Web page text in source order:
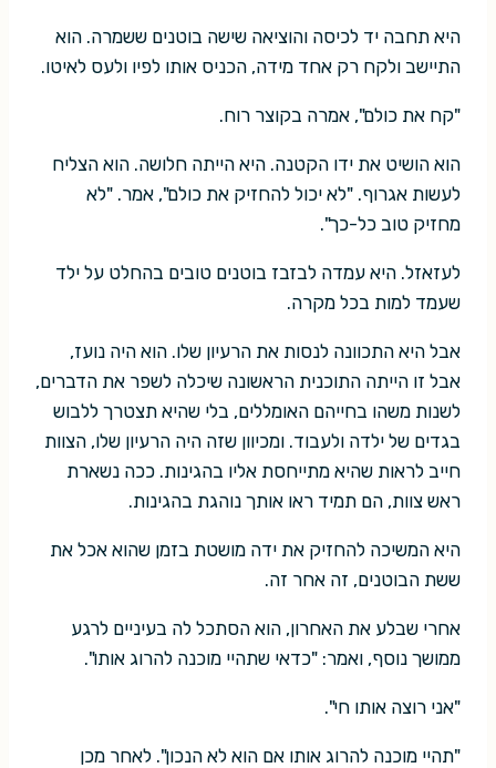
היא תחבה יד לכיסה והוציאה שישה בוטנים ששמרה. הוא
התיישב ולקח רק אחד מידה, הכניס אותו לפיו ולעס לאיטו.
"קח את כולם", אמרה בקוצר רוח.
הוא הושיט את ידו הקטנה. היא הייתה חלושה. הוא הצליח
לעשות אגרוף. "לא יכול להחזיק את כולם", אמר. "לא
מחזיק טוב כל-כך".
לעזאזל. היא עמדה לבזבז בוטנים טובים בהחלט על ילד
שעמד למות בכל מקרה.
אבל היא התכוונה לנסות את הרעיון שלו. הוא היה נועז,
אבל זו הייתה התוכנית הראשונה שיכלה לשפר את הדברים,
לשנות משהו בחייהם האומללים, בלי שהיא תצטרך ללבוש
בגדים של ילדה ולעבוד. ומכיוון שזה היה הרעיון שלו, הצוות
חייב לראות שהיא מתייחסת אליו בהגינות. ככה נשארת
ראש צוות, הם תמיד ראו אותך נוהגת בהגינות.
היא המשיכה להחזיק את ידה מושטת בזמן שהוא אכל את
ששת הבוטנים, זה אחר זה.
אחרי שבלע את האחרון, הוא הסתכל לה בעיניים לרגע
ממושך נוסף, ואמר: "כדאי שתהיי מוכנה להרוג אותו".
"אני רוצה אותו חי".
"תהיי מוכנה להרוג אותו אם הוא לא הנכון". לאחר מכן